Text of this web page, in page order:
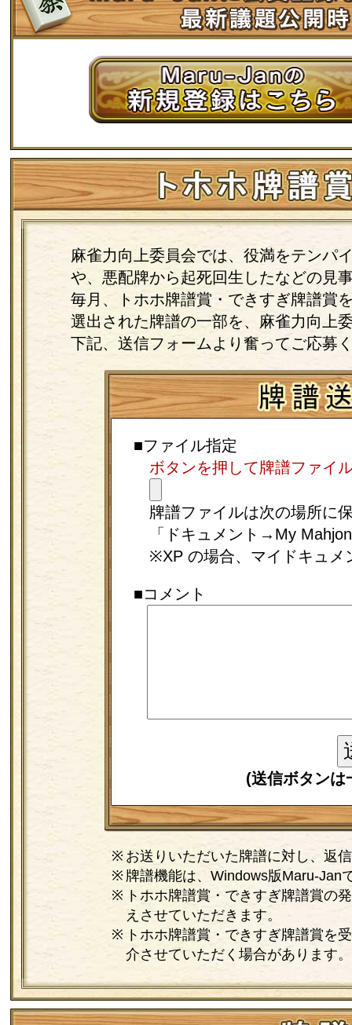
麻雀力向上委員会では、役満をテンパ
や、悪配牌から起死回生したなどの見
毎月、トホホ牌譜賞・できすぎ牌譜賞
選出された牌譜の一部を、麻雀力向上
下記、送信フォームより奮ってご応募
■ファイル指定
ボタンを押して牌譜ファイ
牌譜ファイルは次の場所に
「ドキュメント→My
※XP の場合、マイドキュメ
■コメント
(送信ボタンは
お送りいただいた牌譜に対し、返
牌譜機能は、Windows版Maru-Jan
トホホ牌譜賞・できすぎ牌譜賞の
えさせていただきます。
トホホ牌譜賞・できすぎ牌譜賞を
介させていただく場合があります。